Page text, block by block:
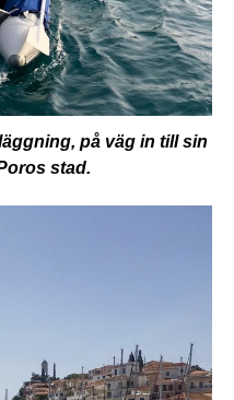
på väg in till sin
stad.